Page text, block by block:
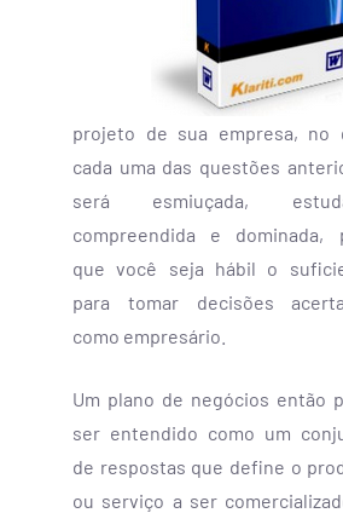
projeto de sua empresa, no
cada uma das questões
será esmiuçada,
compreendida e dominada,
que você seja hábil o
para tomar decisões
como empresário.
Um plano de negócios então
ser entendido como um
de respostas que define o
ou serviço a ser